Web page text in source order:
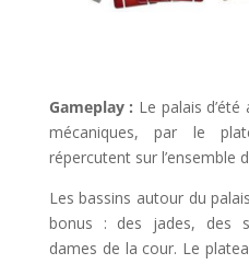
Gameplay : Le palais
mécaniques, par le
répercutent sur l’ensemble
Les bassins autour du
bonus : des jades, des
dames de la cour. Le